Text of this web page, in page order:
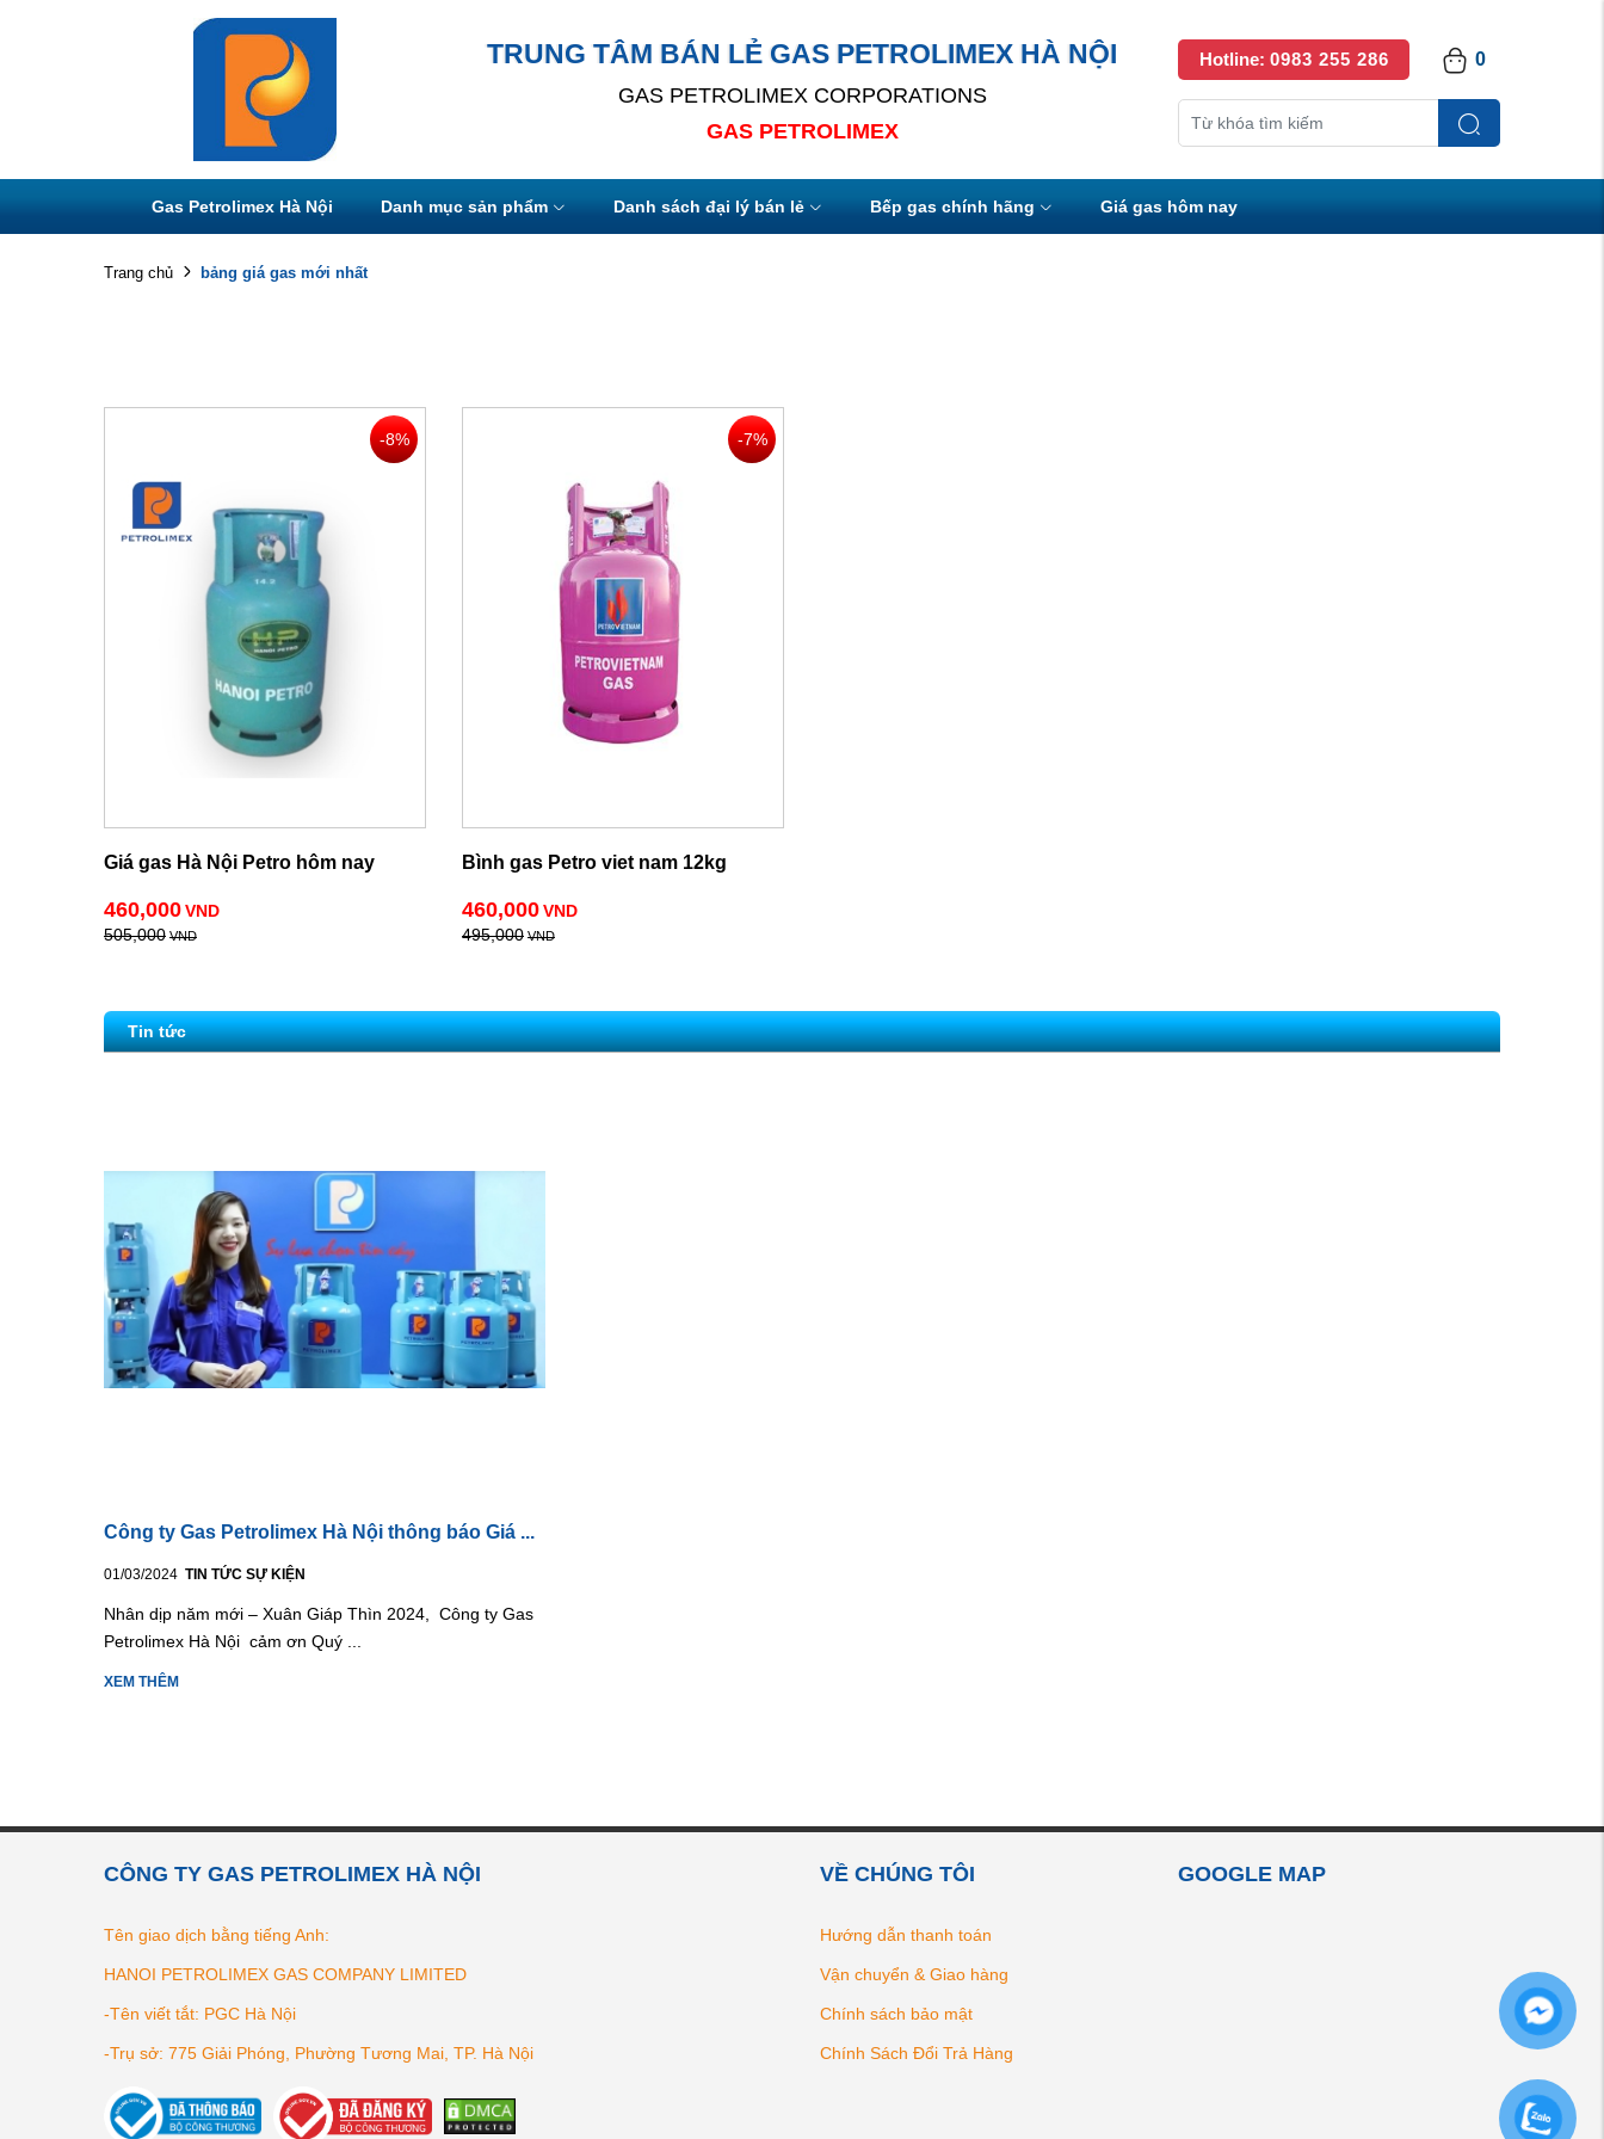
TRUNG TÂM BÁN LẺ GAS PETROLIMEX HÀ NỘI
GAS PETROLIMEX CORPORATIONS
GAS PETROLIMEX
Hotline: 0983 255 286 0
Gas Petrolimex Hà Nội Danh mục sản phẩm Danh sách đại lý bán lẻ Bếp gas chính hãng Giá gas hôm nay
Trang chủ bảng giá gas mới nhất
-8%
Giá gas Hà Nội Petro hôm nay
460,000 VND
505,000 VND
-7%
Bình gas Petro viet nam 12kg
460,000 VND
495,000 VND
Tin tức
Công ty Gas Petrolimex Hà Nội thông báo Giá ...
01/03/2024 TIN TỨC SỰ KIỆN
Nhân dịp năm mới – Xuân Giáp Thìn 2024, Công ty Gas
Petrolimex Hà Nội cảm ơn Quý ...
XEM THÊM
CÔNG TY GAS PETROLIMEX HÀ NỘI
Tên giao dịch bằng tiếng Anh:
HANOI PETROLIMEX GAS COMPANY LIMITED
-Tên viết tắt: PGC Hà Nội
-Trụ sở: 775 Giải Phóng, Phường Tương Mai, TP. Hà Nội
VỀ CHÚNG TÔI
Hướng dẫn thanh toán
Vận chuyển & Giao hàng
Chính sách bảo mật
Chính Sách Đổi Trả Hàng
GOOGLE MAP